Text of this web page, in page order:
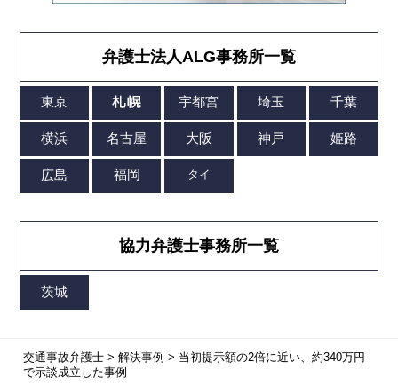
弁護士法人ALG事務所一覧
協力弁護士事務所一覧
交通事故弁護士> 解決事例 > 当初提示額の2倍に近い、約340万円
で示談成立した事例